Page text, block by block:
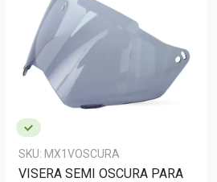
SKU: MX1VOSCURA
VISERA SEMI OSCURA PARA